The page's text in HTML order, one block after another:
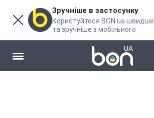
Зручніше в застосунку
Користуйтеся BON.ua швидше
та зручніше з мобільного